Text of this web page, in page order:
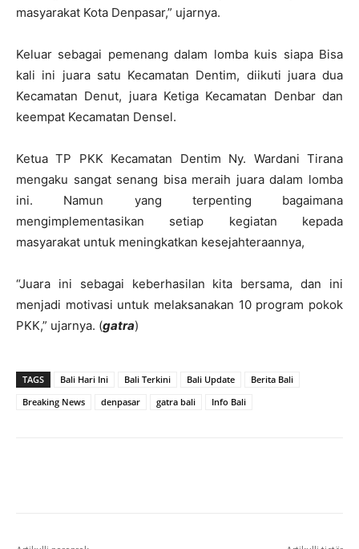
masyarakat Kota Denpasar,” ujarnya.
Keluar sebagai pemenang dalam lomba kuis siapa Bisa
kali ini juara satu Kecamatan Dentim, diikuti juara dua
Kecamatan Denut, juara Ketiga Kecamatan Denbar dan
keempat Kecamatan Densel.
Ketua TP PKK Kecamatan Dentim Ny. Wardani Tirana
mengaku sangat senang bisa meraih juara dalam lomba
ini. Namun yang terpenting bagaimana
mengimplementasikan setiap kegiatan kepada
masyarakat untuk meningkatkan kesejahteraannya,
“Juara ini sebagai keberhasilan kita bersama, dan ini
menjadi motivasi untuk melaksanakan 10 program pokok
PKK,” ujarnya. (gatra)
TAGS Bali Hari Ini Bali Terkini Bali Update
Berita Bali
Breaking News
denpasar gatra bali Info Bali